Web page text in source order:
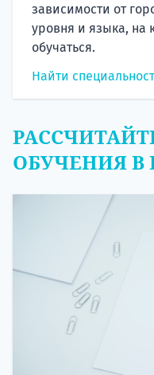
зависимости от
уровня и языка, на
обучаться.
Найти
ОБУЧЕНИЯ В